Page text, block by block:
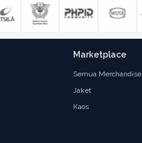
Marketplace
Semua Merchandise
Jaket
Kaos